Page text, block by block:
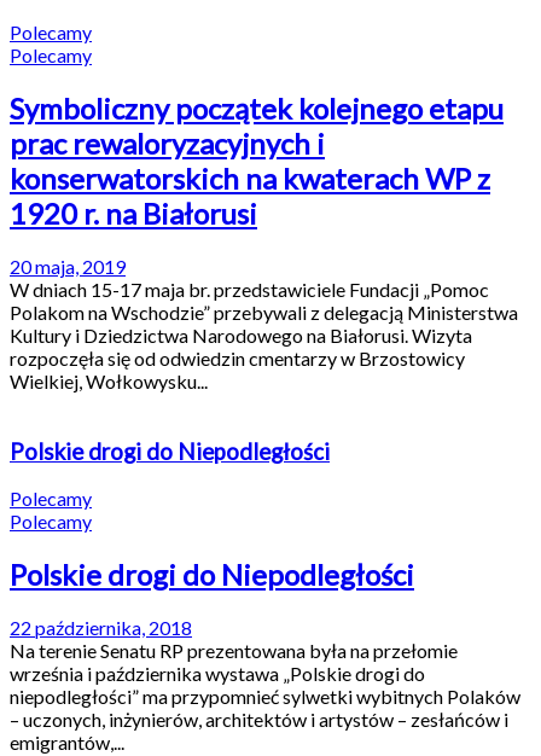
Polecamy
Polecamy
Symboliczny początek kolejnego etapu
prac rewaloryzacyjnych i
konserwatorskich na kwaterach WP z
1920 r. na Białorusi
20 maja, 2019
W dniach 15-17 maja br. przedstawiciele Fundacji „Pomoc
Polakom na Wschodzie” przebywali z delegacją Ministerstwa
Kultury i Dziedzictwa Narodowego na Białorusi. Wizyta
rozpoczęła się od odwiedzin cmentarzy w Brzostowicy
Wielkiej, Wołkowysku...
Polskie drogi do Niepodległości
Polecamy
Polecamy
Polskie drogi do Niepodległości
22 października, 2018
Na terenie Senatu RP prezentowana była na przełomie
września i października wystawa „Polskie drogi do
niepodległości” ma przypomnieć sylwetki wybitnych Polaków
– uczonych, inżynierów, architektów i artystów – zesłańców i
emigrantów,...